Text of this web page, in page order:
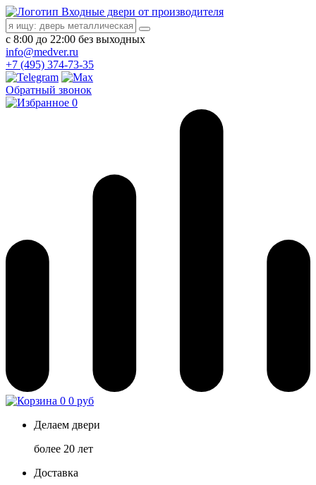
Входные двери от производителя
с 8:00 до 22:00 без выходных
info@medver.ru
+7 (495) 374-73-35
Обратный звонок
0
0 0 руб
Делаем двери
более 20 лет
Доставка